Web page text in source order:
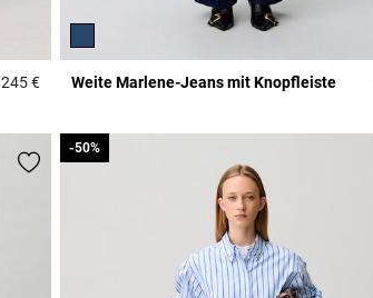
245 €4,9 out of 5 Customer Rating
Weite Marlene-Jeans mit Knopfleiste
-50%
-50%